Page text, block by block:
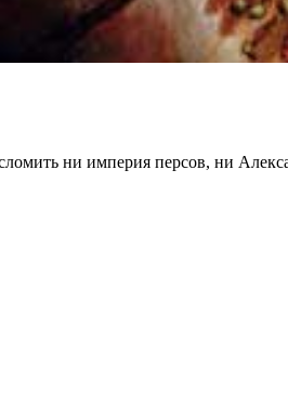
ни империя персов, ни